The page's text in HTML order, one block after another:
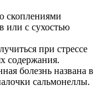
скоплениями
или с сухостью
при стрессе
содержания.
болезнь названа в
сальмонеллы.